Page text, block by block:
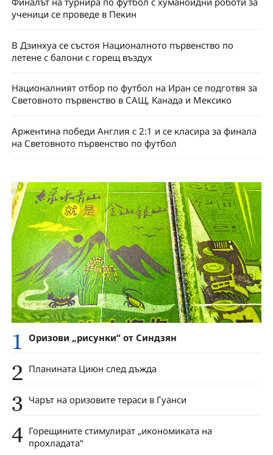
ученици се проведе в Пекин
В Дзинхуа се състоя Националното първенство по
летене с балони с горещ въздух
Националният отбор по футбол на Иран се подготвя за
Световното първенство в САЩ, Канада и Мексико
Аржентина победи Англия с 2:1 и се класира за финала
на Световното първенство по футбол
1 Оризови „рисунки“ от Синдзян
2 Планината Циюн след дъжда
3 Чарът на оризовите тераси в Гуанси
4 Горещините стимулират „икономиката на
прохладата“